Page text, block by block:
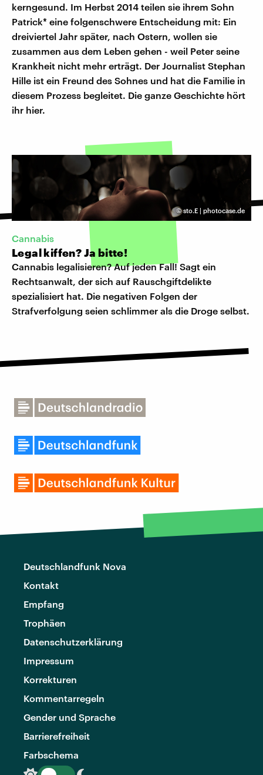
kerngesund. Im Herbst 2014 teilen sie ihrem Sohn
Patrick* eine folgenschwere Entscheidung mit: Ein
dreiviertel Jahr später, nach Ostern, wollen sie
zusammen aus dem Leben gehen - weil Peter seine
Krankheit nicht mehr erträgt. Der Journalist Stephan
Hille ist ein Freund des Sohnes und hat die Familie in
diesem Prozess begleitet. Die ganze Geschichte hört
ihr hier.
©sto.E | photocase.de
Cannabis
Legal kiffen? Ja bitte!
Cannabis legalisieren? Auf jeden Fall! Sagt ein
Rechtsanwalt, der sich auf Rauschgiftdelikte
spezialisiert hat. Die negativen Folgen der
Strafverfolgung seien schlimmer als die Droge selbst.
Deutschlandfunk Nova
Kontakt
Empfang
Trophäen
Datenschutzerklärung
Impressum
Korrekturen
Kommentarregeln
Gender und Sprache
Barrierefreiheit
Farbschema